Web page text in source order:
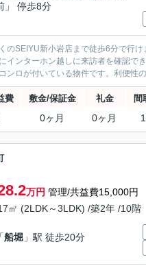
」 停歩8分
のSEIYU新小岩店まで徒歩6分で行
インターホン越しに来訪者を確認で
ンロが付いている物件です。利便性
費 敷金/保証金 礼金 間
0ヶ月 0ヶ月
万円 管理/共益費15,000円
㎡ (2LDK～3LDK) /築2年 /10階
「船堀 」駅 徒歩20分